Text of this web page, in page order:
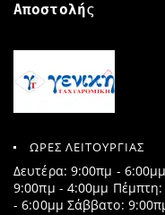
Αποστολής
ΩΡΕΣ ΛΕΙΤΟΥΡΓΙΑΣ
Δευτέρα: 9:00πμ -
9:00πμ - 4:00μμ
- 6:00μμ Σάββατο: